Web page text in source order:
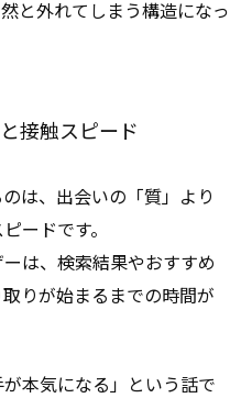
と外れてしまう構造になっ
接触スピード
は、出会いの「質」より
ードです。
は、検索結果やおすすめ
りが始まるまでの時間が
本気になる」という話で